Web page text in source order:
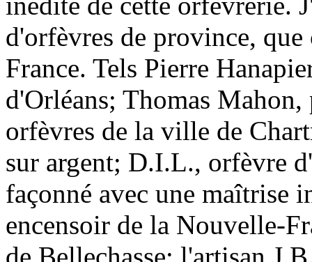
d'orfèvres de province,
France. Tels Pierre
d'Orléans; Thomas
orfèvres de la ville de
sur argent; D.I.L., orfèvre
façonné avec une maîtrise
encensoir de la Nouvelle-
de Bellechasse; l'artisan